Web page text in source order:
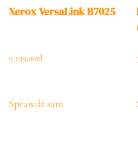
Xerox VersaLink B7025
9 199,00zł
Sprawdź sam